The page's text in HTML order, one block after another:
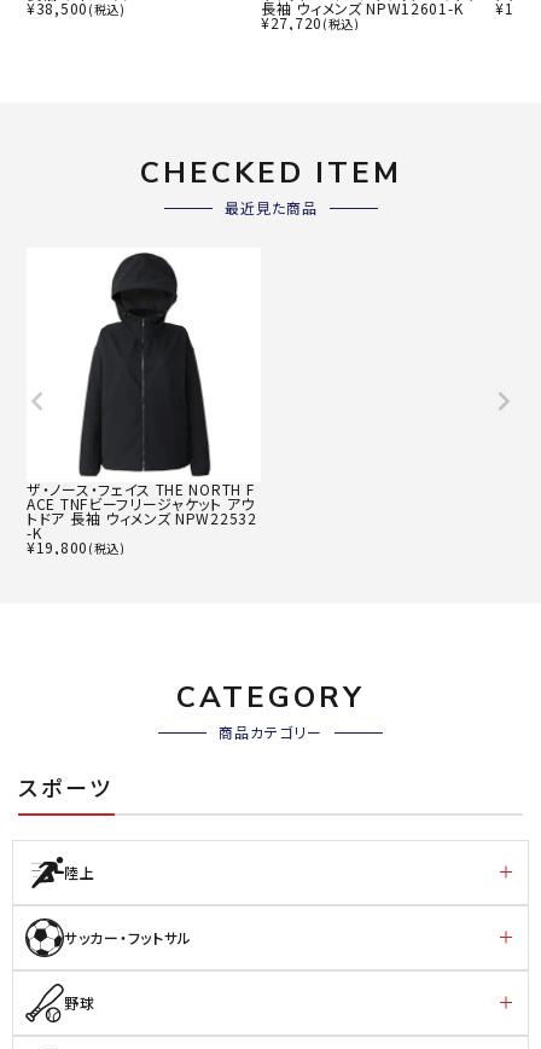
¥38,500 (税込) 長袖 ウィメンズ NPW12601-K
¥27,720 (税込)
¥
CHECKED ITEM
最近見た商品
ザ・ノース・フェイス THE NORTH F
ACE TNFビーフリージャケット アウ
トドア 長袖 ウィメンズ NPW22532
-K
¥19,800 (税込)
CATEGORY
商品カテゴリー
スポーツ
陸上
サッカー・フットサル
野球